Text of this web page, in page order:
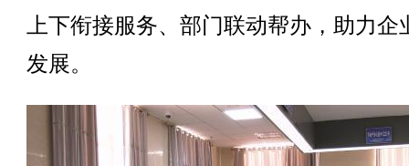
上下衔接服务、部门联动帮办，助力企
发展。